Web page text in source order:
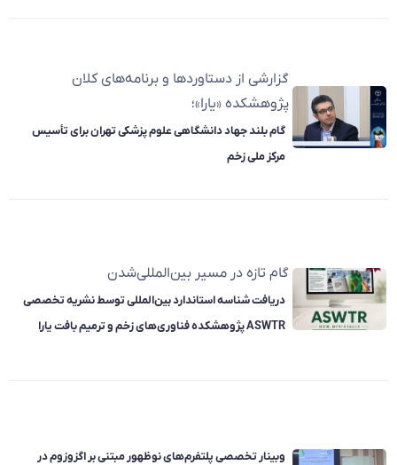
گزارشی از دستاوردها و برنامه‌های کلان
پژوهشکده «یارا»؛
گام بلند جهاد دانشگاهی علوم پزشکی تهران برای تأسیس
مرکز ملی زخم
گام تازه در مسیر بین‌المللی‌شدن
دریافت شناسه استاندارد بین‌المللی توسط نشریه تخصصی
ASWTR پژوهشکده فناوری‌های زخم و ترمیم بافت یارا
وبینار تخصصی پلتفرم‌های نوظهور مبتنی بر اگزوزوم در